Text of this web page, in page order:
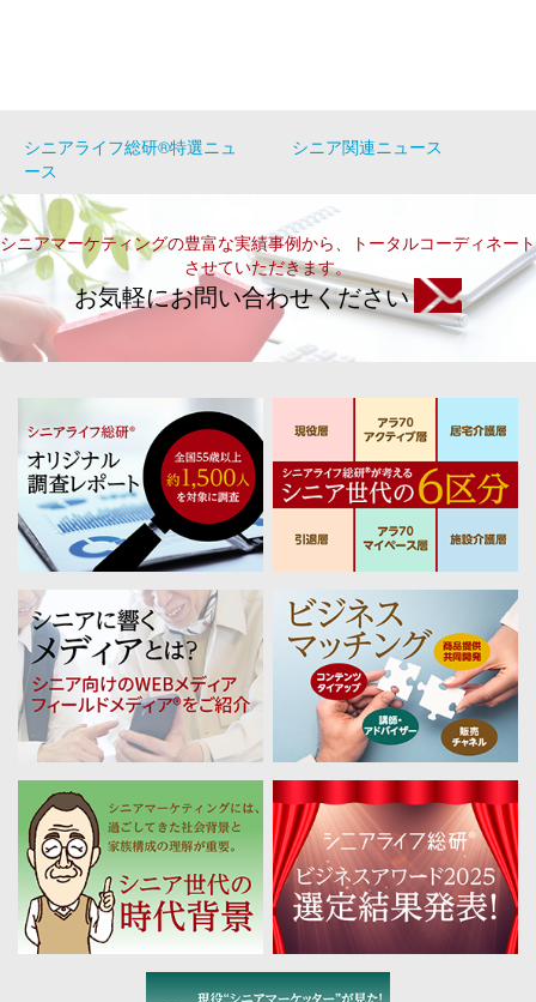
シニアライフ総研®特選ニュ
ース
シニア関連ニュース
シニアマーケティングの豊富な実績事例から、トータルコーディネート
させていただきます。
お気軽にお問い合わせください